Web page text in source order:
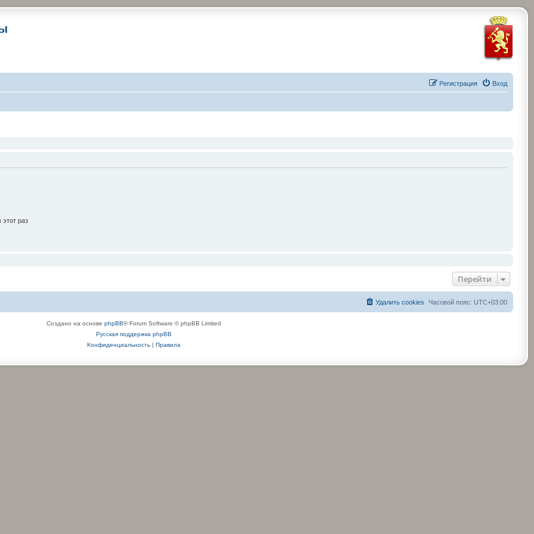
Вход
Регистрация
раз
Перейти
Часовой пояс: UTC+03:00
Удалить cookies
Создано на основе phpBB® Forum Software © phpBB Limited
Русская поддержка phpBB
Конфиденциальность| Правила